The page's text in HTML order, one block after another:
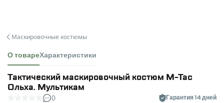
Маскировочные костюмы
О товареХарактеристики
Тактический маскировочный костюм M-Tac
Ольха. Мультикам
0 Гарантия 14 дней